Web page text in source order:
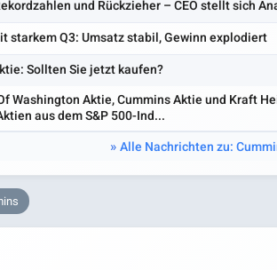
und Rückzieher – CEO stellt sich
starkem Q3: Umsatz stabil, Gewinn explodiert
Sollten Sie jetzt kaufen?
Washington Aktie, Cummins Aktie und Kraft
aus dem S&P 500-Ind...
Alle Nachrichten zu: